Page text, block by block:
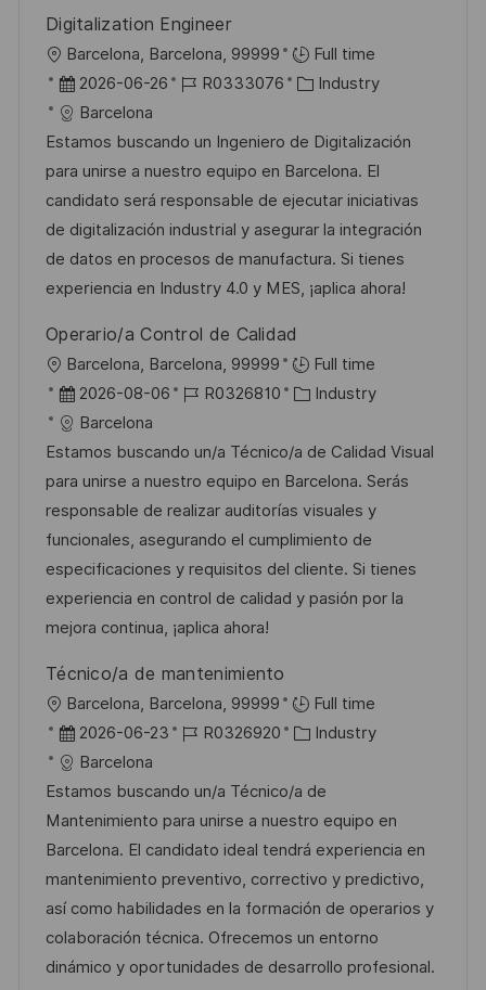
h
u
n
g
r
ö
f
f
e
n
t
l
i
c
h
u
n
g
Digitalization Engineer
O
r
t
Barcelona, Barcelona, 99999
Full time
D
a
t
u
m
d
e
r
e
r
ö
f
f
e
n
t
l
i
c
h
u
n
g
2026-06-26
J
b
-
I
D
R0333076
K
t
e
g
o
r
i
Industry
Barcelona
Estamos buscando un Ingeniero de Digitalización
para unirse a nuestro equipo en Barcelona. El
candidato será responsable de ejecutar iniciativas
de digitalización industrial y asegurar la integración
de datos en procesos de manufactura. Si tienes
experiencia en Industry 4.0 y MES, ¡aplica ahora!
Operario/a Control de Calidad
O
r
t
Barcelona, Barcelona, 99999
Full time
D
a
t
u
m
d
e
r
V
r
ö
f
f
e
n
t
l
i
c
h
2026-08-06
J
b
-
I
D
R0326810
K
t
e
g
o
r
Industry
Barcelona
Estamos buscando un/a Técnico/a de Calidad Visual
para unirse a nuestro equipo en Barcelona. Serás
responsable de realizar auditorías visuales y
funcionales, asegurando el cumplimiento de
especificaciones y requisitos del cliente. Si tienes
experiencia en control de calidad y pasión por la
mejora continua, ¡aplica ahora!
Técnico/a de mantenimiento
O
r
t
Barcelona, Barcelona, 99999
Full time
D
a
t
u
m
d
e
r
V
2026-06-23
J
b
-
I
D
R0326920
K
t
e
g
o
r
e
Industry
Barcelona
Estamos buscando un/a Técnico/a de
Mantenimiento para unirse a nuestro equipo en
Barcelona. El candidato ideal tendrá experiencia en
mantenimiento preventivo, correctivo y predictivo,
así como habilidades en la formación de operarios y
colaboración técnica. Ofrecemos un entorno
dinámico y oportunidades de desarrollo profesional.